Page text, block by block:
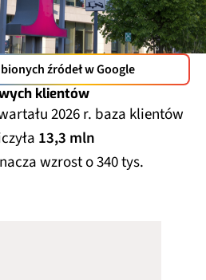
źródeł w Google
klientów
2026 r. baza klientów
13,3 mln
wzrost o 340 tys.